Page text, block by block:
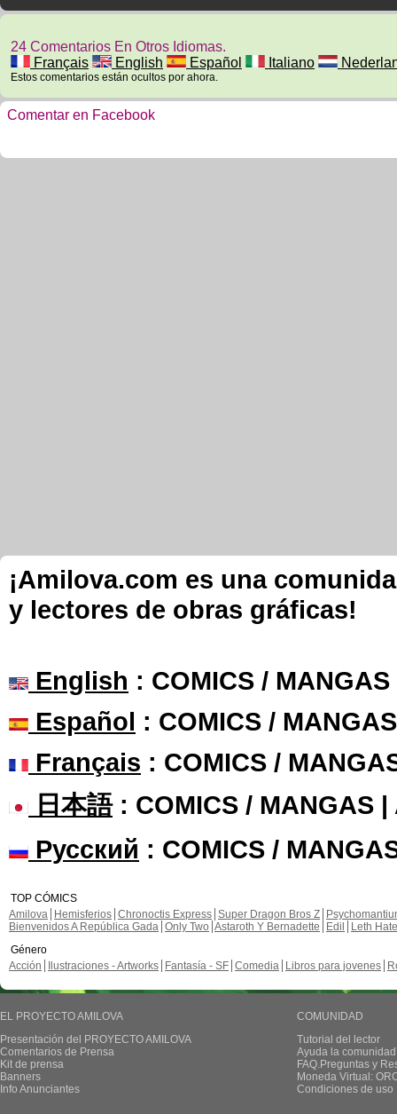
24 Comentarios En Otros Idiomas.
Français
English Español Italiano
Estos comentarios están ocultos por ahora.
Comentar en Facebook
¡Amilova.com es una
y lectores de obras gráficas!
English : COMICS /
Español : COMICS /
Français : COMICS /
日本語: COMICS / MANGAS |
Русский : COMICS /
TOP CÓMICS
Amilova
Hemisferios Chronoctis Express Super Dragon Bros Z
Bienvenidos A República Gada Only Two Astaroth Y Bernadette Edil
Leth Hate
Género
Acción
Ilustraciones - Artworks Fantasía - SF Comedia Libros para jovenes
EL PROYECTO AMILOVA
Presentación del PROYECTO AMILOVA
Comentarios de Prensa
Kit de prensa
Banners
Info Anunciantes
COMUNIDAD
Tutorial del lector
Ayuda la
FAQ.Preguntas y
Moneda Virtual:
Condiciones de uso